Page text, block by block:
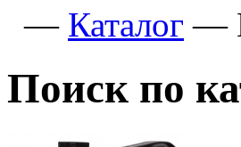
— Каталог —
Поиск по